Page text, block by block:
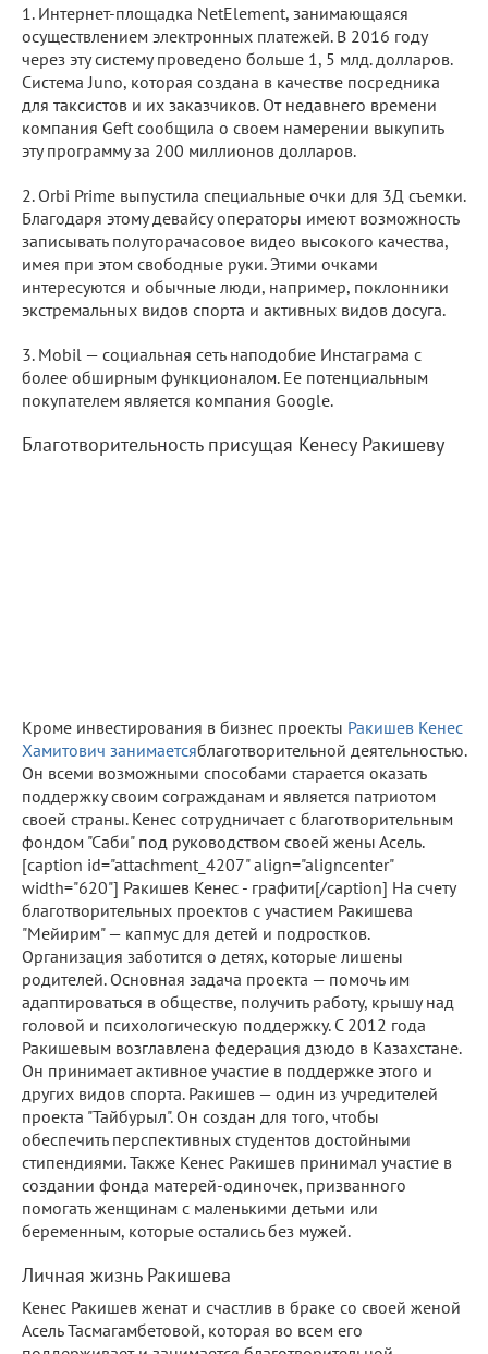
1. Интернет-площадка NetElement, занимающаяся
осуществлением электронных платежей. В 2016 году
через эту систему проведено больше 1, 5 млд. долларов.
Система Juno, которая создана в качестве посредника
для таксистов и их заказчиков. От недавнего времени
компания Geft сообщила о своем намерении выкупить
эту программу за 200 миллионов долларов.
2. Orbi Prime выпустила специальные очки для 3Д съемки.
Благодаря этому девайсу операторы имеют возможность
записывать полуторачасовое видео высокого качества,
имея при этом свободные руки. Этими очками
интересуются и обычные люди, например, поклонники
экстремальных видов спорта и активных видов досуга.
3. Mobil — социальная сеть наподобие Инстаграма с
более обширным функционалом. Ее потенциальным
покупателем является компания Google.
Благотворительность присущая Кенесу Ракишеву
Кроме инвестирования в бизнес проекты Ракишев Кенес
Хамитович занимаетсяблаготворительной деятельностью.
Он всеми возможными способами старается оказать
поддержку своим согражданам и является патриотом
своей страны. Кенес сотрудничает с благотворительным
фондом "Саби" под руководством своей жены Асель.
[caption id="attachment_4207" align="aligncenter"
width="620"] Ракишев Кенес - графити[/caption] На счету
благотворительных проектов с участием Ракишева
"Мейирим" — капмус для детей и подростков.
Организация заботится о детях, которые лишены
родителей. Основная задача проекта — помочь им
адаптироваться в обществе, получить работу, крышу над
головой и психологическую поддержку. С 2012 года
Ракишевым возглавлена федерация дзюдо в Казахстане.
Он принимает активное участие в поддержке этого и
других видов спорта. Ракишев — один из учредителей
проекта "Тайбурыл". Он создан для того, чтобы
обеспечить перспективных студентов достойными
стипендиями. Также Кенес Ракишев принимал участие в
создании фонда матерей-одиночек, призванного
помогать женщинам с маленькими детьми или
беременным, которые остались без мужей.
Личная жизнь Ракишева
Кенес Ракишев женат и счастлив в браке со своей женой
Асель Тасмагамбетовой, которая во всем его